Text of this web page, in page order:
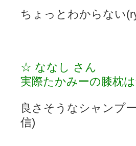
ちょっとわからない
☆ ななし さん
実際たかみーの膝枕
良さそうなシャンプ
信)